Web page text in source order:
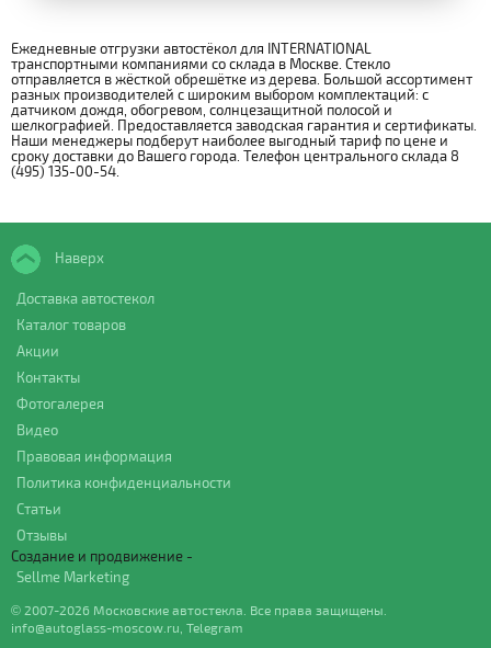
Ежедневные отгрузки автостёкол для INTERNATIONAL
транспортными компаниями со склада в Москве. Стекло
отправляется в жёсткой обрешётке из дерева. Большой ассортимент
разных производителей с широким выбором комплектаций: с
датчиком дождя, обогревом, солнцезащитной полосой и
шелкографией. Предоставляется заводская гарантия и сертификаты.
Наши менеджеры подберут наиболее выгодный тариф по цене и
сроку доставки до Вашего города. Телефон центрального склада 8
(495) 135-00-54.
Наверх
Доставка автостекол
Каталог товаров
Акции
Контакты
Фотогалерея
Видео
Правовая информация
Политика конфиденциальности
Статьи
Отзывы
Создание и продвижение -
Sellme Marketing
© 2007-2026 Московские автостекла. Все права защищены.
info@autoglass-moscow.ru Telegram